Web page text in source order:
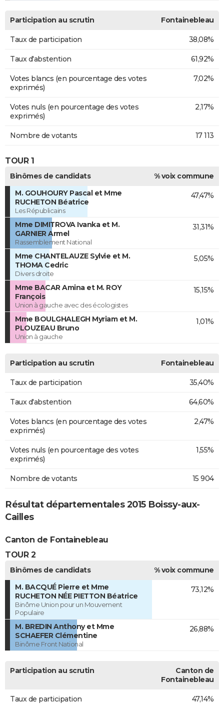
Participation au scrutin Fontainebleau
Taux de participation 38,08%
Taux d'abstention 61,92%
Votes blancs (en pourcentage des votes
exprimés)
7,02%
Votes nuls (en pourcentage des votes
exprimés)
2,17%
Nombre de votants 17 113
TOUR 1
Binômes de candidats
% voix commune
M. GOUHOURY Pascal et Mme
RUCHETON Béatrice
Les Républicains
47,47%
Mme DIMITROVA Ivanka et M.
GARNIER Armel
Rassemblement National
31,31%
Mme CHANTELAUZE Sylvie et M.
THOMA Cedric
Divers droite
5,05%
Mme BACAR Amina et M. ROY
François
Union à gauche avec des écologistes
15,15%
Mme BOULGHALEGH Myriam et M.
PLOUZEAU Bruno
Union à gauche
1,01%
Participation au scrutin Fontainebleau
Taux de participation 35,40%
Taux d'abstention 64,60%
Votes blancs (en pourcentage des votes
exprimés)
2,47%
Votes nuls (en pourcentage des votes
exprimés)
1,55%
Nombre de votants 15 904
Résultat départementales 2015 Boissy-aux-
Cailles
Canton de Fontainebleau
TOUR 2
Binômes de candidats
% voix commune
M. BACQUÉ Pierre et Mme
RUCHETON NÉE PIETTON Béatrice
Binôme Union pour un Mouvement
Populaire
73,12%
M. BREDIN Anthony et Mme
SCHAEFER Clémentine
Binôme Front National
26,88%
Participation au scrutin
Canton de
Fontainebleau
Taux de participation 47,14%